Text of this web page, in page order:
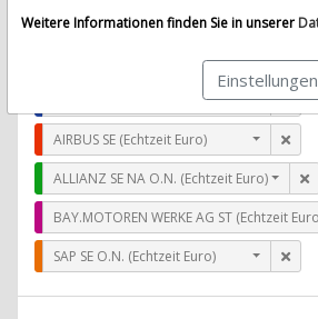
AIRBUS SE (Echtzeit Euro)
ALLIANZ SE NA O.N. (Echtzeit Euro)
BAY.MOTOREN WERKE AG ST (Echtzeit
SAP SE O.N. (Echtzeit Euro)
Weitere Informationen finden Sie in unserer
Einstellungen